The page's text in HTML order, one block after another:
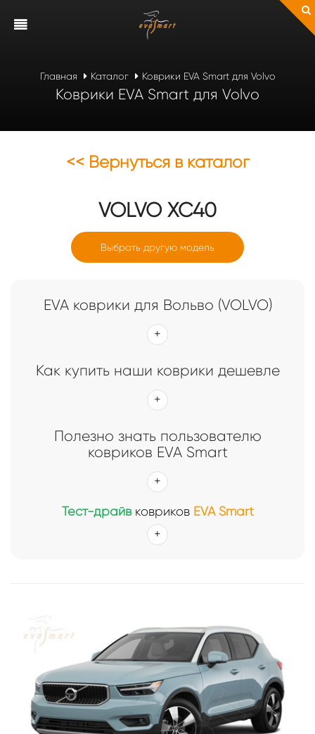
Главная Каталог Коврики EVA Smart для Volvo
Коврики EVA Smart для Volvo
<< Вернуться в каталог
VOLVOXC40
Выбрать другую модель
EVA коврики для Вольво (VOLVO)
Как купить наши коврики дешевле
Полезно знать пользователю
ковриков EVA Smart
Тест-драйвковриков EVA Smart